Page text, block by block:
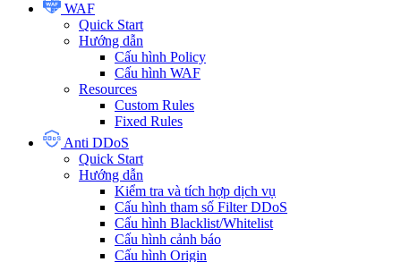
WAF
Quick Start
Hướng dẫn
Cấu hình Policy
Cấu hình WAF
Resources
Custom Rules
Fixed Rules
Anti DDoS
Quick Start
Hướng dẫn
Kiểm tra và tích hợp dịch vụ
Cấu hình tham số Filter DDoS
Cấu hình Blacklist/Whitelist
Cấu hình cảnh báo
Cấu hình Origin